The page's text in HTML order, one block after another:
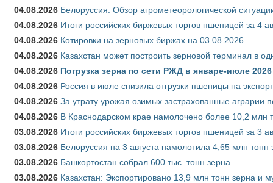
04.08.2026 Белоруссия: Обзор агрометеорологической
04.08.2026 Итоги российских биржевых торгов пшеницей за 4
04.08.2026 Котировки на зерновых биржах на 03.08.2026
04.08.2026 Казахстан может построить зерновой терминал в
04.08.2026 Погрузка зерна по сети РЖД в январе-июле
04.08.2026 Россия в июле снизила отгрузки пшеницы на
04.08.2026 За утрату урожая озимых застрахованные аграрии
04.08.2026 В Краснодарском крае намолочено более 10,2 млн
03.08.2026 Итоги российских биржевых торгов пшеницей за 3
03.08.2026 Белоруссия на 3 августа намолотила 4,65 млн тонн
03.08.2026 Башкортостан собрал 600 тыс. тонн зерна
03.08.2026 Казахстан: Экспортировано 13,9 млн тонн зерна и